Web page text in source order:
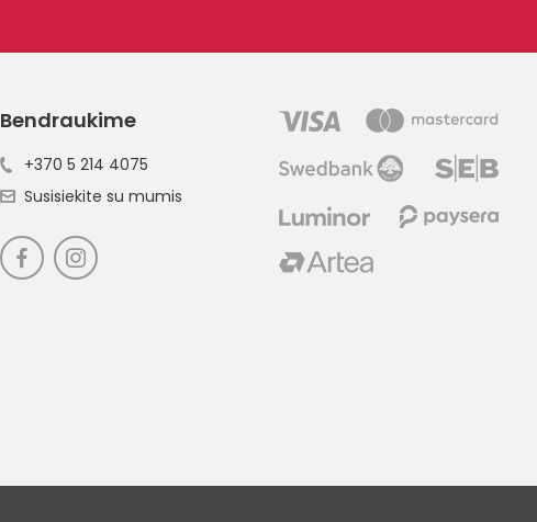
Bendraukime
+370 5 214 4075
Susisiekite su mumis